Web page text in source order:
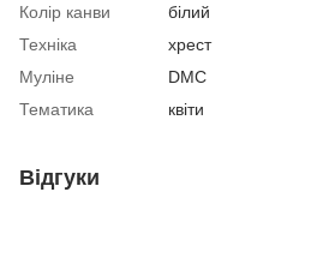
Колір канви
білий
Техніка
хрест
Муліне
DMC
Тематика
квіти
Відгуки